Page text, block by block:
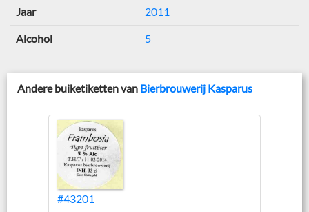
Jaar 2011
Alcohol 5
Andere buiketiketten van Bierbrouwerij Kasparus
#43201